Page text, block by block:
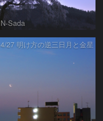
N-Sada
4/27 明け方の逆三日月と金星